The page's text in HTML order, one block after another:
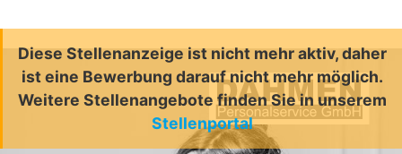
Diese Stellenanzeige ist nicht mehr aktiv, daher
ist eine Bewerbung darauf nicht mehr möglich.
Weitere Stellenangebote finden Sie in unserem
Stellenportal